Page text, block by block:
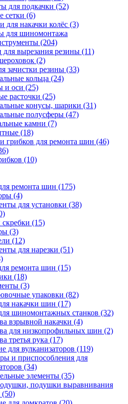
для подкачки (52)
сетки (6)
для накачки колёс (3)
для шиномонтажа
(204)
для вырезания резины (11)
(2)
зачистки резины (33)
кольца (24)
и оси (25)
расточки (25)
конусы, шарики (31)
полусферы (47)
камни (7)
(18)
грибков для ремонта шин (46)
(10)
ремонта шин (175)
(4)
для установки (38)
(15)
(3)
(12)
для нарезки (51)
ремонта шин (15)
(18)
(3)
упаковки (82)
накачки шин (17)
шиномонтажных станков (32)
взрывной накачки (4)
для низкопрофильных шин (2)
третья рука (17)
для вулканизаторов (119)
и приспособления для
(34)
элементы (35)
подушки выравнивания
(50)